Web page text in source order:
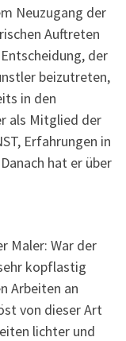
Neuzugang der
Auftreten
der
beizutreten,
in den
als Mitglied der
Erfahrungen in
hat er über
Maler: War der
kopflastig
Arbeiten an
von dieser Art
lichter und